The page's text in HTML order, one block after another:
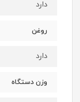
دارد
روغن
دارد
وزن دستگاه